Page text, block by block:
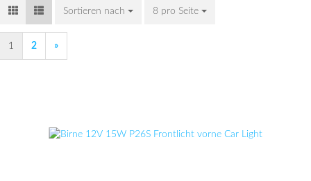
Sortieren nach
Sortieren nach 8 pro Seite
pro Seite
1 2 »